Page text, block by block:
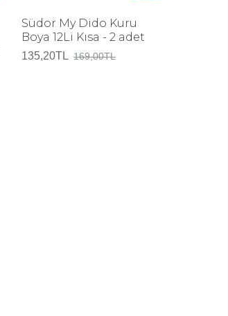
Südor My Dido Kuru
Boya 12Li Kısa - 2 adet
135,20TL 169,00TL